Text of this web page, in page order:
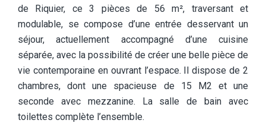
de Riquier, ce 3 pièces de 56 m², traversant et
modulable, se compose d’une entrée desservant un
séjour, actuellement accompagné d’une cuisine
séparée, avec la possibilité de créer une belle pièce de
vie contemporaine en ouvrant l’espace. Il dispose de 2
chambres, dont une spacieuse de 15 M2 et une
seconde avec mezzanine. La salle de bain avec
toilettes complète l’ensemble.